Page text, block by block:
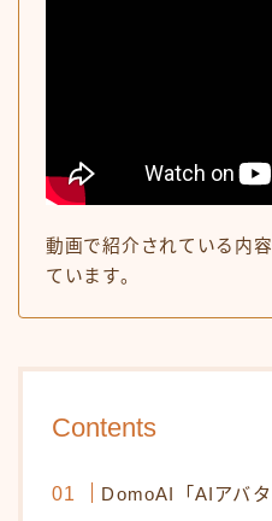
動画で紹介されている内
ています。
Contents
DomoAI「AIアバ